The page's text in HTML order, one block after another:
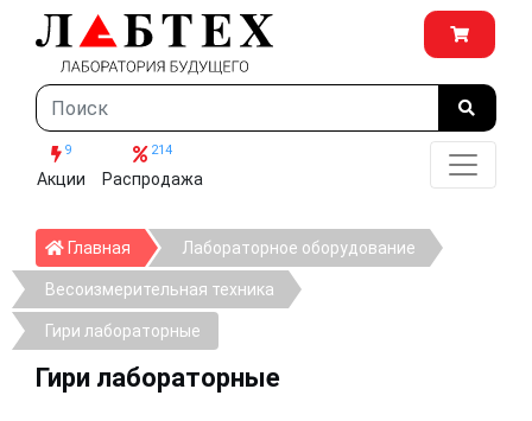
9
Акции
214
Распродажа
Главная ГлавнаяЛабораторное оборудование
Весоизмерительная техника
Гири лабораторные
Гири лабораторные